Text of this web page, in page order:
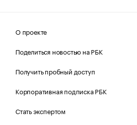
О проекте
Поделиться новостью на РБК
Получить пробный доступ
Корпоративная подписка РБК
Стать экспертом